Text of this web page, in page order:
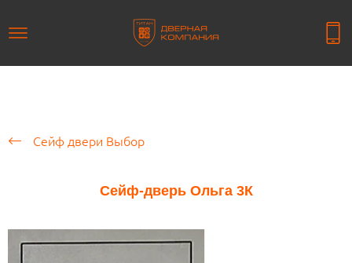
Сейф двери Выбор
Сейф-дверь Ольга 3К